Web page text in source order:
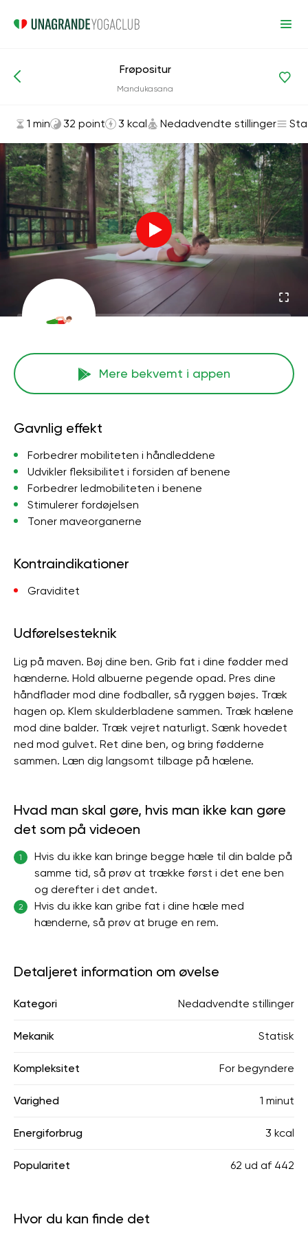
Nedadvendte stillinger
Frøpositur
Mandukasana
1 min 32 point 3 kcal Nedadvendte stillinger
Mere bekvemt i appen
Gavnlig effekt
Forbedrer mobiliteten i håndleddene
Udvikler fleksibilitet i forsiden af ​​benene
Forbedrer ledmobiliteten i benene
Stimulerer fordøjelsen
Toner maveorganerne
Kontraindikationer
Graviditet
Udførelsesteknik
Lig på maven. Bøj dine ben. Grib fat i dine fødder med
hænderne. Hold albuerne pegende opad. Pres dine
håndflader mod dine fodballer, så ryggen bøjes. Træk
hagen op. Klem skulderbladene sammen. Træk hælene
mod dine balder. Træk vejret naturligt. Sænk hovedet
ned mod gulvet. Ret dine ben, og bring fødderne
sammen. Læn dig langsomt tilbage på hælene.
Hvad man skal gøre, hvis man ikke kan gøre
det som på videoen
1
Hvis du ikke kan bringe begge hæle til din balde på
samme tid, så prøv at trække først i det ene ben
og derefter i det andet.
2
Hvis du ikke kan gribe fat i dine hæle med
hænderne, så prøv at bruge en rem.
Detaljeret information om øvelse
Kategori Nedadvendte stillinger
Mekanik Statisk
Kompleksitet For begyndere
Varighed 1 minut
Energiforbrug 3 kcal
Popularitet 62 ud af 442
Hvor du kan finde det